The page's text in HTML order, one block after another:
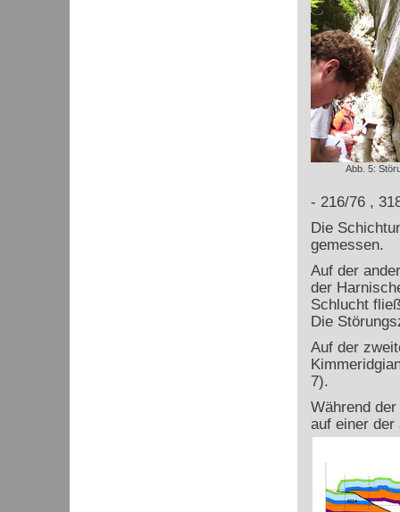
Abb. 5:
- 216/76 ,
Die
gemessen.
Auf der
der
Schlucht
Die
Auf der
7).
Während
auf einer der